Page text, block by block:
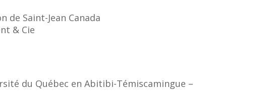
de Saint-Jean Canada
& Cie
du Québec en Abitibi-Témiscamingue –